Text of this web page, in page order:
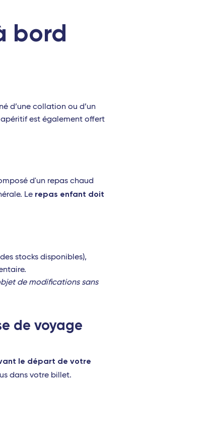
bord
d’une collation ou d’un
apéritif est également offert
d'un repas chaud
Le repas enfant doit
stocks disponibles),
de modifications sans
de voyage
le départ de votre
dans votre billet.